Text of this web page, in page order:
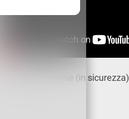
Sondrio, esplosione (in